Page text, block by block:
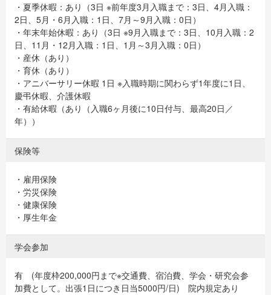
・夏季休暇：あり（3日 ※前年度3月入職まで：3日、4月入職：
2日、5月・6月入職：1日、7月～9月入職：0日）
・年末年始休暇：あり（3日 ※9月入職まで：3日、10月入職：2
日、11月・12月入職：1日、1月～3月入職：0日）
・産休（あり）
・育休（あり）
・アニバーサリー休暇 1日 ※入職時期に関わらず1年度に1日、
慶弔休暇、介護休暇
・有給休暇（あり（入職6ヶ月後に10日付与、最高20日／
年））
保険等
・雇用保険
・労災保険
・健康保険
・厚生年金
学会参加
有 (年度枠200,000円まで※交通費、宿泊費、学会・研究会参
加費として。出張1日につき日当5000円/日) 院内規定あり